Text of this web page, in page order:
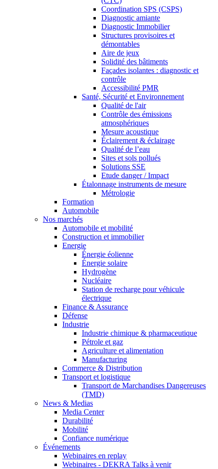
Coordination SPS (CSPS)
Diagnostic amiante
Diagnostic Immobilier
Structures provisoires et
démontables
Aire de jeux
Solidité des bâtiments
Façades isolantes : diagnostic et
contrôle
Accessibilité PMR
Santé, Sécurité et Environnement
Qualité de l'air
Contrôle des émissions
atmosphériques
Mesure acoustique
Éclairement & éclairage
Qualité de l’eau
Sites et sols pollués
Solutions SSE
Etude danger / Impact
Étalonnage instruments de mesure
Métrologie
Formation
Automobile
Nos marchés
Automobile et mobilité
Construction et immobilier
Energie
Énergie éolienne
Énergie solaire
Hydrogène
Nucléaire
Station de recharge pour véhicule
électrique
Finance & Assurance
Défense
Industrie
Industrie chimique & pharmaceutique
Pétrole et gaz
Agriculture et alimentation
Manufacturing
Commerce & Distribution
Transport et logistique
Transport de Marchandises Dangereuses
(TMD)
News & Medias
Media Center
Durabilité
Mobilité
Confiance numérique
Événements
Webinaires en replay
Webinaires - DEKRA Talks à venir